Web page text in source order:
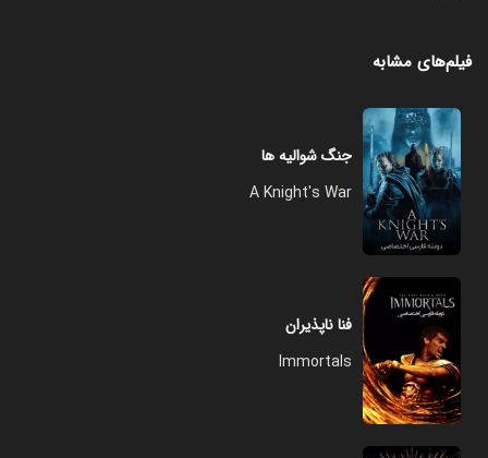
فیلم‌های مشابه
جنگ شوالیه ها
A Knight's War
فنا ناپذیران
Immortals